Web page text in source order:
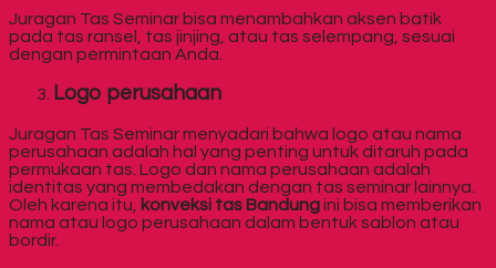
Juragan Tas Seminar bisa menambahkan aksen batik
pada tas ransel, tas jinjing, atau tas selempang, sesuai
dengan permintaan Anda.
Logo perusahaan
Juragan Tas Seminar menyadari bahwa logo atau nama
perusahaan adalah hal yang penting untuk ditaruh pada
permukaan tas. Logo dan nama perusahaan adalah
identitas yang membedakan dengan tas seminar lainnya.
Oleh karena itu,
konveksi tas Bandungini bisa memberikan
nama atau logo perusahaan dalam bentuk sablon atau
bordir.